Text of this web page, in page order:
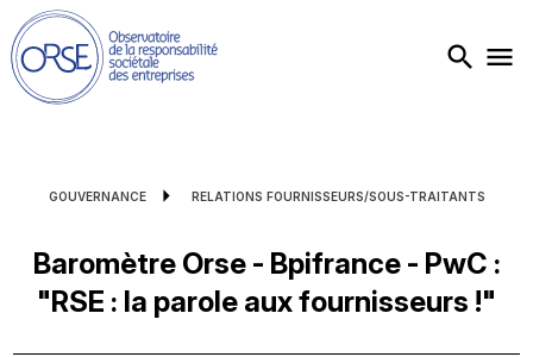
GOUVERNANCE RELATIONS FOURNISSEURS/SOUS-TRAITANTS
Baromètre Orse - Bpifrance - PwC :
"RSE : la parole aux fournisseurs !"